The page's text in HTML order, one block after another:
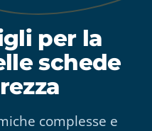
per la
schede
complesse e